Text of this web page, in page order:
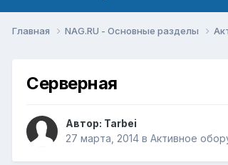
Главная NAG.RU - Основные разделы
Серверная
Автор: Tarbei
27 марта, 2014 в Активное